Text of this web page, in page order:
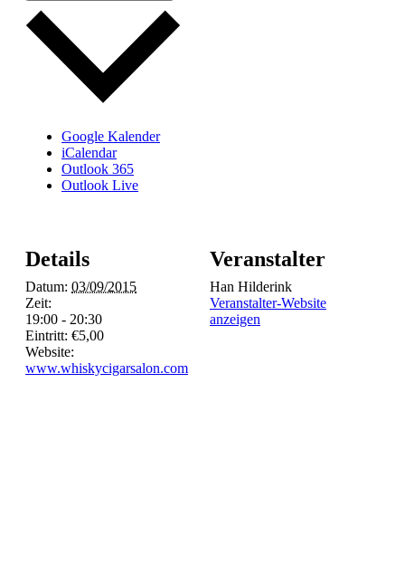
Google Kalender
iCalendar
Outlook 365
Outlook Live
Details
Datum: 03/09/2015
Zeit:
19:00 - 20:30
Eintritt: €5,00
Website:
www.whiskycigarsalon.com
Veranstalter
Han Hilderink
Veranstalter-Website
anzeigen